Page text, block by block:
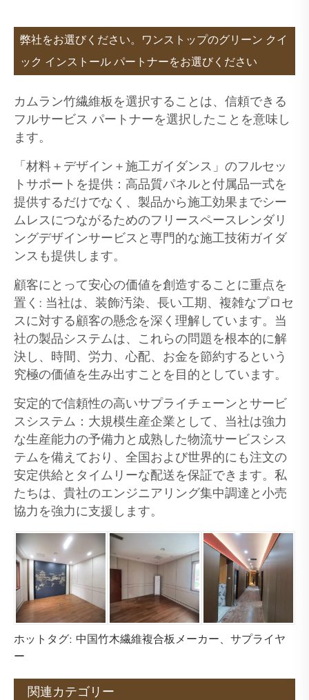
弊社をお選びください。ワンストップのグリーン クイ
ック インストール パートナーをお選びください
カムラン竹繊維板を選択することは、信頼できる
フルサービス パートナーを選択したことを意味し
ます。
「材料＋デザイン＋施工ガイダンス」のフルセッ
トサポートを提供：高品質パネルと付属品一式を
提供するだけでなく、製品から施工効果までシー
ムレスにつながるためのフリースペースレンダリ
ングデザインサービスと専門的な施工技術ガイダ
ンスも提供します。
顧客にとって安心の価値を創造することに重点を
置く: 当社は、装飾汚染、長い工期、複雑なプロセ
スに対する顧客の懸念を深く理解しています。当
社の製品システムは、これらの問題を根本的に解
決し、時間、労力、心配、お金を節約するという
究極の価値を生み出すことを目的としています。
安定的で信頼性の高いサプライチェーンとサービ
スシステム：大規模生産企業として、当社は強力
な生産能力の予備力と成熟した物流サービスシス
テムを備えており、全国および世界的にも注文の
安定供給とタイムリーな配送を保証できます。私
たちは、貴社のエンジニアリング集中調達と小売
協力を強力に支援します。
ホットタグ: 中国竹木繊維複合板メーカー、サプライヤ
ー
関連カテゴリー